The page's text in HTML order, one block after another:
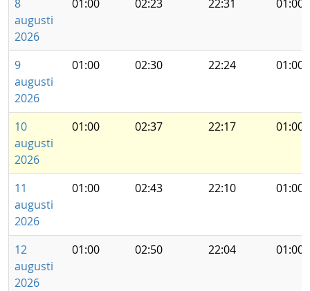
8
augusti
2026
01:00 02:23 22:31 01:00
9
augusti
2026
01:00 02:30 22:24 01:00
10
augusti
2026
01:00 02:37 22:17 01:00
11
augusti
2026
01:00 02:43 22:10 01:00
12
augusti
2026
01:00 02:50 22:04 01:00